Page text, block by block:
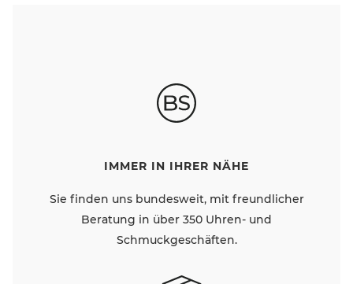
IMMER IN IHRER NÄHE
Sie finden uns bundesweit, mit freundlicher
Beratung in über 350 Uhren- und
Schmuckgeschäften.